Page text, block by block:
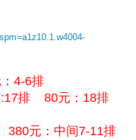
：4-6排
:17排 80元：18排
元：中间7-11排